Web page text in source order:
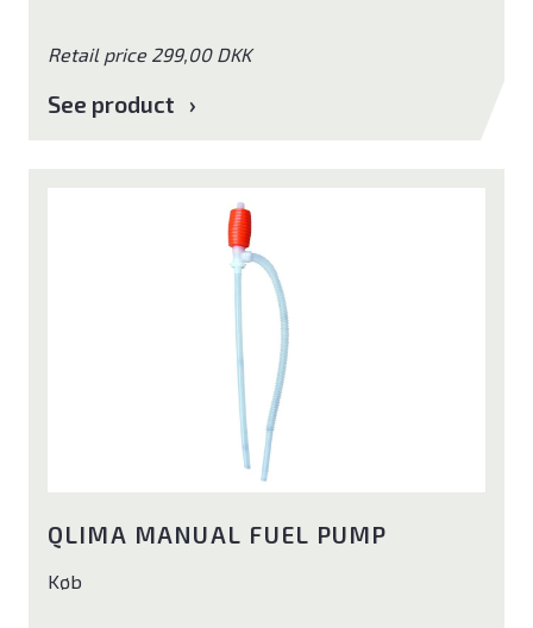
Retail price 299,00 DKK
See product
QLIMA MANUAL FUEL PUMP
Køb